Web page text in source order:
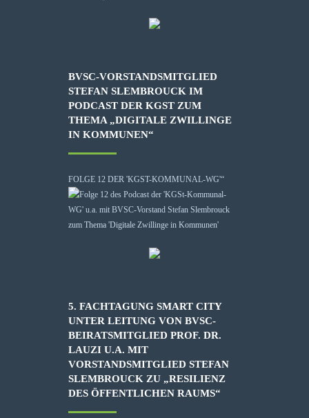
BVSC-VORSTANDSMITGLIED
STEFAN SLEMBROUCK IM
PODCAST DER KGST ZUM
THEMA „DIGITALE ZWILLINGE
IN KOMMUNEN“
FOLGE 12 DER 'KGST-KOMMUNAL-WG'“
5. FACHTAGUNG SMART CITY
UNTER LEITUNG VON BVSC-
BEIRATSMITGLIED PROF. DR.
LAUZI U.A. MIT
VORSTANDSMITGLIED STEFAN
SLEMBROUCK ZU „RESILIENZ
DES ÖFFENTLICHEN RAUMS“